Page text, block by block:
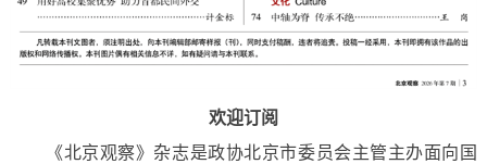
欢迎订阅
《北京观察》杂志是政协北京市委员会主管主办面向国